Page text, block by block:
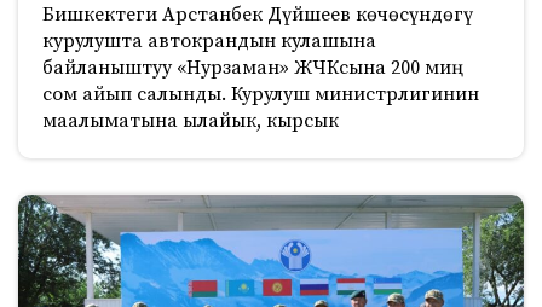
Бишкектеги Арстанбек Дүйшеев көчөсүндөгү
курулушта автокрандын кулашына
байланыштуу «Нурзаман» ЖЧКсына 200 миң
сом айып салынды. Курулуш министрлигинин
маалыматына ылайык, кырсык